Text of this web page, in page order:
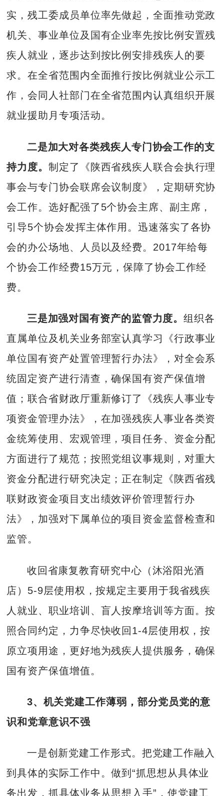
实，残工委成员单位率先做起，全面推动党政
机关、事业单位及国有企业率先按比例安置残
疾人就业，逐步达到按比例安排残疾人的要
求。在全省范围内全面推行按比例就业公示工
作，会同人社部门在全省范围内认真组织开展
就业援助月专项活动。
二是加大对各类残疾人专门协会工作的支
持力度。制定了《陕西省残疾人联合会执行理
事会与专门协会联席会议制度》，定期研究协
会工作。选好配强了5个协会主席、副主席，
引导5个协会发挥主体作用。迅速落实了各协
会的办公场地、人员以及经费。2017年给每
个协会工作经费15万元，保障了协会工作经
费。
三是加强对国有资产的监管力度。组织各
直属单位及机关业务部室认真学习《行政事业
单位国有资产处置管理暂行办法》，对全会系
统固定资产进行清查，确保国有资产保值增
值；联合省财政厅重新修订了《残疾人事业专
项资金管理办法》，在加强残疾人事业各类资
金统筹使用、宏观管理，项目任务、资金分配
方面进行了规范；按照党组议事规则，对重大
资金分配进行研究决定；正在制定《陕西省残
联财政资金项目支出绩效评价管理暂行办
法》，加强对下属单位的项目资金监督检查和
监管。
收回省康复教育研究中心（沐浴阳光酒
店）5-9层使用权，按规定主要用于我省残疾
人就业、职业培训、盲人按摩培训等方面。按
照合同约定，力争尽快收回1-4层使用权，按
原立项用途，更好地为残疾人提供服务，确保
国有资产保值增值。
3、机关党建工作薄弱，部分党员党的意
识和党章意识不强
一是创新党建工作形式。把党建工作融入
到具体的实际工作中。做到“抓思想从具体业
务出发，抓具体业务从思想入手”，使党建工